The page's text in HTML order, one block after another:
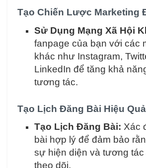
Tạo Chiến Lược Marketing
Sử Dụng Mạng Xã Hội
fanpage của bạn với các
khác như Instagram,
LinkedIn để tăng khả
tương tác.
Tạo Lịch Đăng Bài Hiệu
Tạo Lịch Đăng Bài: Xác
bài hợp lý để đảm bảo
sự hiện diện và tương
theo dõi.